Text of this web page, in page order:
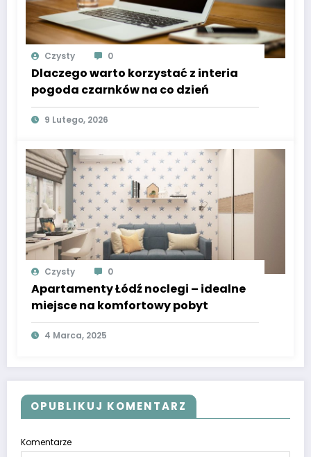
Czysty 0
Dlaczego warto korzystać z interia
pogoda czarnków na co dzień
9 Lutego, 2026
Czysty 0
Apartamenty Łódź noclegi – idealne
miejsce na komfortowy pobyt
4 Marca, 2025
OPUBLIKUJ KOMENTARZ
Komentarze